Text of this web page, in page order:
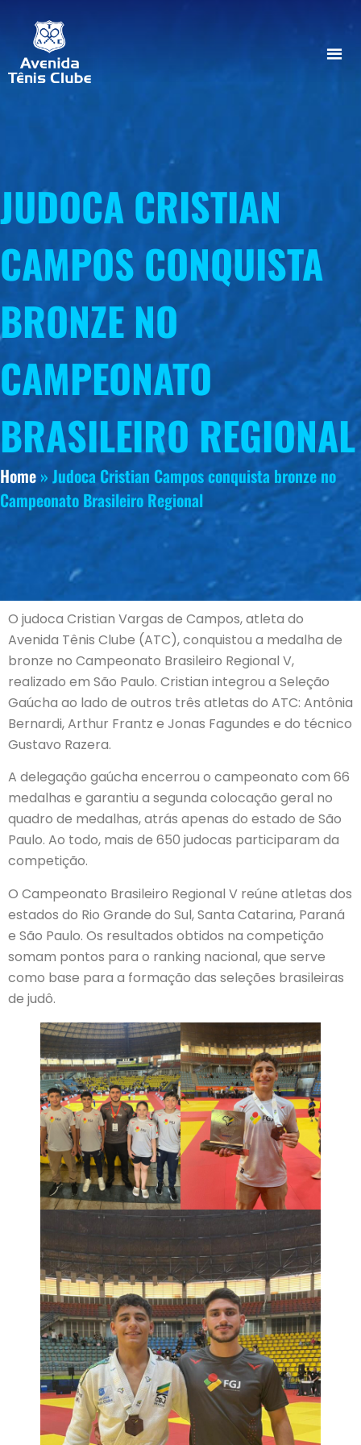
JUDOCA CRISTIAN
CAMPOS CONQUISTA
BRONZE NO
CAMPEONATO
BRASILEIRO REGIONAL
Home » Judoca Cristian Campos conquista bronze no
Campeonato Brasileiro Regional
O judoca Cristian Vargas de Campos, atleta do
Avenida Tênis Clube (ATC), conquistou a medalha de
bronze no Campeonato Brasileiro Regional V,
realizado em São Paulo. Cristian integrou a Seleção
Gaúcha ao lado de outros três atletas do ATC: Antônia
Bernardi, Arthur Frantz e Jonas Fagundes e do técnico
Gustavo Razera.
A delegação gaúcha encerrou o campeonato com 66
medalhas e garantiu a segunda colocação geral no
quadro de medalhas, atrás apenas do estado de São
Paulo. Ao todo, mais de 650 judocas participaram da
competição.
O Campeonato Brasileiro Regional V reúne atletas dos
estados do Rio Grande do Sul, Santa Catarina, Paraná
e São Paulo. Os resultados obtidos na competição
somam pontos para o ranking nacional, que serve
como base para a formação das seleções brasileiras
de judô.